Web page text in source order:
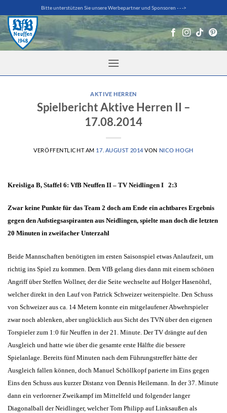
Inhalt
springen
Bitte unterstützen Sie unsere Werbepartner und Sponsoren - - ->
AKTIVE HERREN
Spielbericht Aktive Herren II –
17.08.2014
VERÖFFENTLICHT AM 17. AUGUST 2014VON NICO HOGH
Kreisliga B, Staffel 6: VfB Neuffen II – TV Neidlingen I 2:3
Zwar keine Punkte für das Team 2 doch am Ende ein achtbares Ergebnis
gegen den Aufstiegsaspiranten aus Neidlingen, spielte man doch die letzten
20 Minuten in zweifacher Unterzahl
Beide Mannschaften benötigten im ersten Saisonspiel etwas Anlaufzeit, um
richtig ins Spiel zu kommen. Dem VfB gelang dies dann mit einem schönen
Angriff über Steffen Wollner, der die Seite wechselte auf Holger Hasenöhrl,
welcher direkt in den Lauf von Patrick Schweizer weiterspielte. Den Schuss
von Schweizer aus ca. 14 Metern konnte ein mitgelaufener Abwehrspieler
zwar noch ablenken, aber unglücklich aus Sicht des TVN über den eigenen
Torspieler zum 1:0 für Neuffen in der 21. Minute. Der TV drängte auf den
Ausgleich und hatte wie über die gesamte erste Hälfte die bessere
Spielanlage. Bereits fünf Minuten nach dem Führungstreffer hätte der
Ausgleich fallen können, doch Manuel Schöllkopf parierte im Eins gegen
Eins den Schuss aus kurzer Distanz von Dennis Heilemann. In der 37. Minute
dann ein verlorener Zweikampf im Mittelfeld und folgender langer
Diagonalball der Neidlinger, welcher Tom Philipp auf Linksaußen als